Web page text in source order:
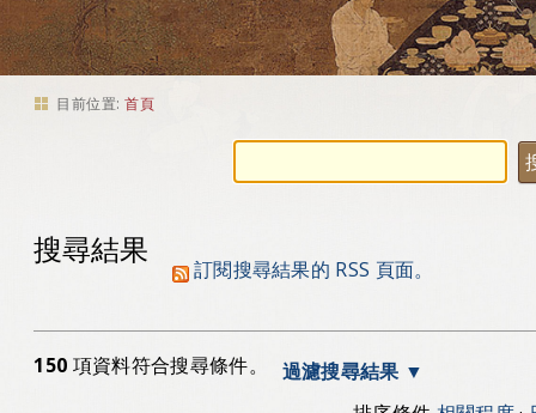
目前位置: 首頁
搜尋結果
訂閱搜尋結果的 RSS 頁面。
150 項資料符合搜尋條件。
過濾搜尋結果